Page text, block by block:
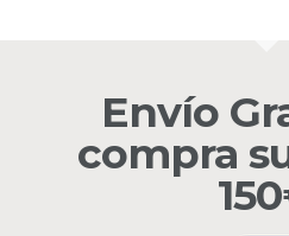
Envío
compra